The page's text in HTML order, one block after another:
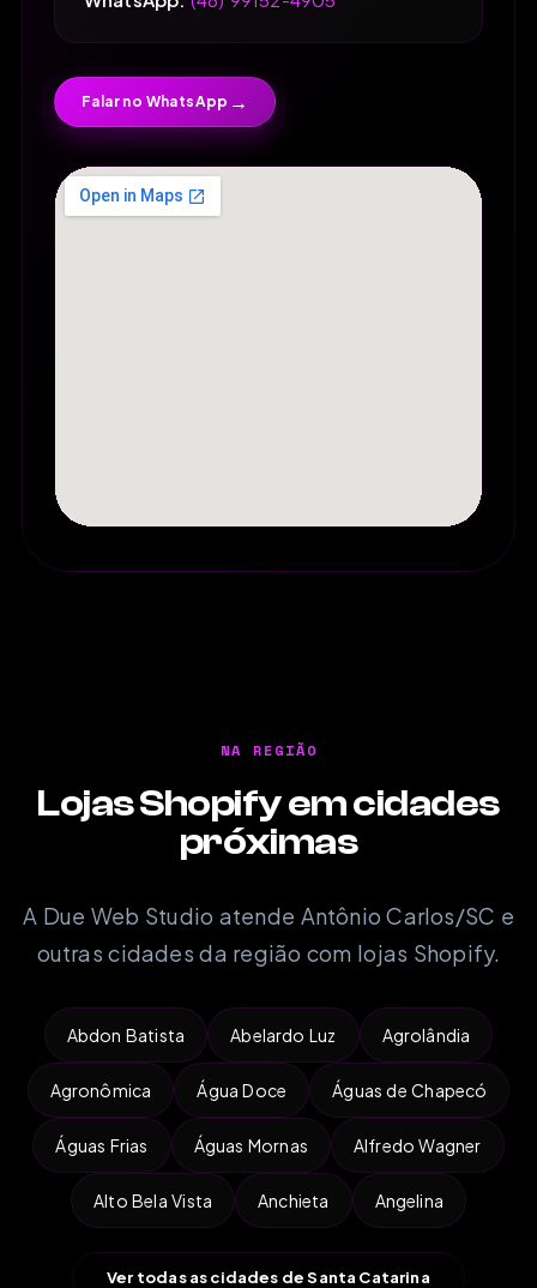
Falar no WhatsApp →
NA REGIÃO
Lojas Shopify em cidades
próximas
A Due Web Studio atende Antônio Carlos/SC e
outras cidades da região com lojas Shopify.
Abdon Batista Abelardo Luz Agrolândia
Agronômica Água Doce Águas de Chapecó
Águas Frias Águas Mornas Alfredo Wagner
Alto Bela Vista Anchieta Angelina
Ver todas as cidades de Santa Catarina